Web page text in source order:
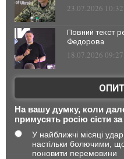
23.07.2026 10:32
Повний текст
Федорова
18.07.2026 09:27
На вашу думку, коли
примусять росію сісти
У найближчі місяці
настільки болючими,
поновити перемовини